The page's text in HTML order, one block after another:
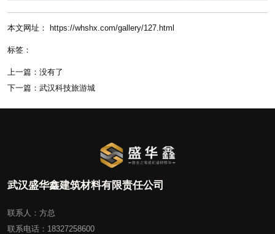
本文网址： https://whshx.com/gallery/127.html
标签：
上一篇： 没有了
下一篇： 武汉科技旅游城
武汉盛华鑫建筑材料有限责任公司
联系人：方总
联系电话：18327258600